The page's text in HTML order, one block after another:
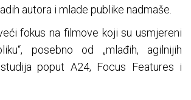
autora i mlade publike nadmaše.
fokus na filmove koji su usmjereni
posebno od „mlađih, agilnijih
poput A24, Focus Features i